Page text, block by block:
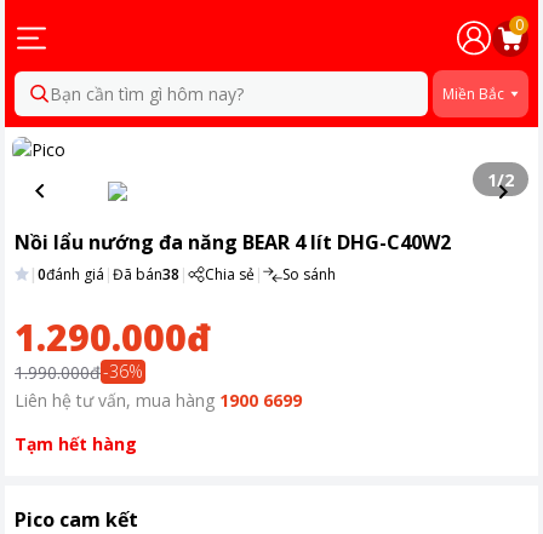
0
Bạn cần tìm gì hôm nay? Miền Bắc
1/2
Nồi lẩu nướng đa năng BEAR 4 lít DHG-C40W2
|0đánh giá |Đã bán38 | Chia sẻ| So sánh
1.290.000đ
1.990.000đ-36%
Liên hệ tư vấn, mua hàng 1900 6699
Tạm hết hàng
Pico cam kết